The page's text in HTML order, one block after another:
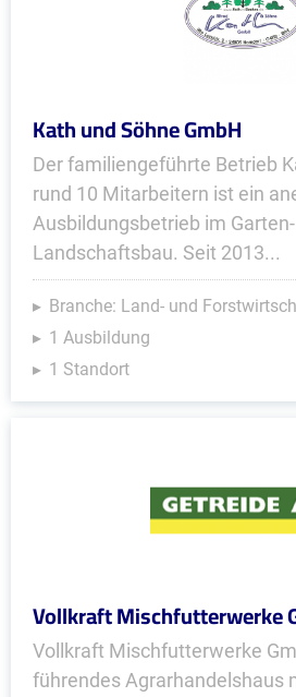
Kath und Söhne GmbH
Der familiengeführte Betrieb
rund 10 Mitarbeitern ist ein
Ausbildungsbetrieb im Garten-
Landschaftsbau. Seit 2013...
Branche: Land- und
1 Ausbildung
1 Standort
Vollkraft Mischfutterwerke
Vollkraft Mischfutterwerke
führendes Agrarhandelshaus